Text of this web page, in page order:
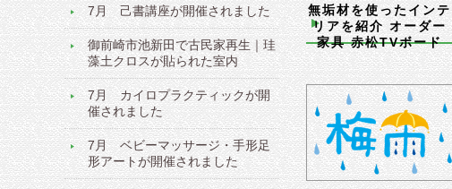
無垢材を使ったインテ
リアを紹介 オーダー
家具 赤松TVボード
7月 己書講座が開催されました
御前崎市池新田で古民家再生｜珪
藻土クロスが貼られた室内
7月 カイロプラクティックが開
催されました
7月 ベビーマッサージ・手形足
形アートが開催されました